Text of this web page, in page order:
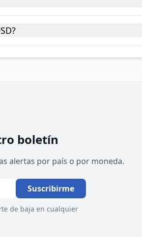
boletín
alertas por país o por moneda.
Suscribirme
de baja en cualquier